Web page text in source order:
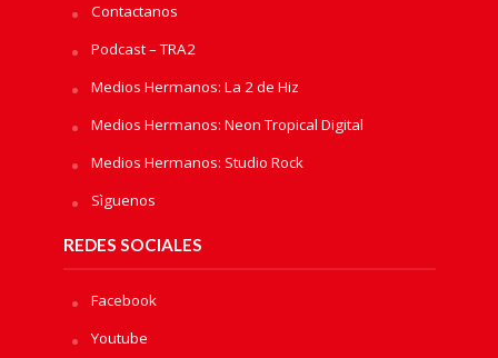
Contactanos
Podcast – TRA2
Medios Hermanos: La 2 de Hiz
Medios Hermanos: Neon Tropical Digital
Medios Hermanos: Studio Rock
Sìguenos
REDES SOCIALES
Facebook
Youtube